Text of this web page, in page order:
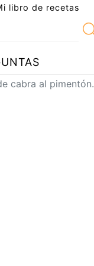
libro de recetas
cabra al pimentón.
un amigo
al autor